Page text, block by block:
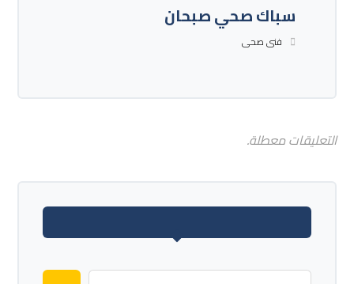
سباك صحي صبحان
فنى صحى
التعليقات معطلة.